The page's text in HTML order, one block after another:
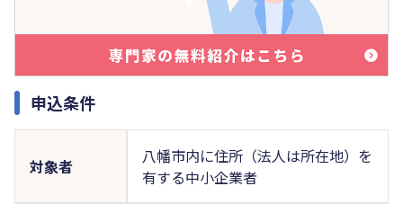
申込条件
対象者
八幡市内に住所（法人は所在地）を
有する中小企業者